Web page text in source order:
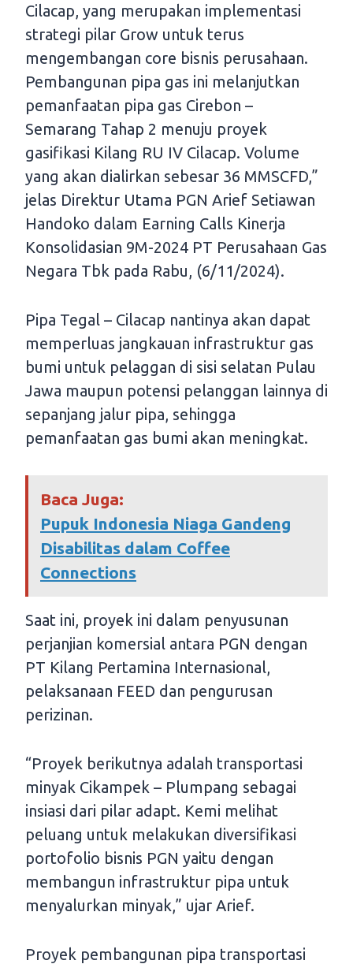
Cilacap, yang merupakan implementasi
strategi pilar Grow untuk terus
mengembangan core bisnis perusahaan.
Pembangunan pipa gas ini melanjutkan
pemanfaatan pipa gas Cirebon –
Semarang Tahap 2 menuju proyek
gasifikasi Kilang RU IV Cilacap. Volume
yang akan dialirkan sebesar 36 MMSCFD,”
jelas Direktur Utama PGN Arief Setiawan
Handoko dalam Earning Calls Kinerja
Konsolidasian 9M-2024 PT Perusahaan Gas
Negara Tbk pada Rabu, (6/11/2024).
Pipa Tegal – Cilacap nantinya akan dapat
memperluas jangkauan infrastruktur gas
bumi untuk pelaggan di sisi selatan Pulau
Jawa maupun potensi pelanggan lainnya di
sepanjang jalur pipa, sehingga
pemanfaatan gas bumi akan meningkat.
Baca Juga:
Pupuk Indonesia Niaga Gandeng
Disabilitas dalam Coffee
Connections
Saat ini, proyek ini dalam penyusunan
perjanjian komersial antara PGN dengan
PT Kilang Pertamina Internasional,
pelaksanaan FEED dan pengurusan
perizinan.
“Proyek berikutnya adalah transportasi
minyak Cikampek – Plumpang sebagai
insiasi dari pilar adapt. Kemi melihat
peluang untuk melakukan diversifikasi
portofolio bisnis PGN yaitu dengan
membangun infrastruktur pipa untuk
menyalurkan minyak,” ujar Arief.
Proyek pembangunan pipa transportasi